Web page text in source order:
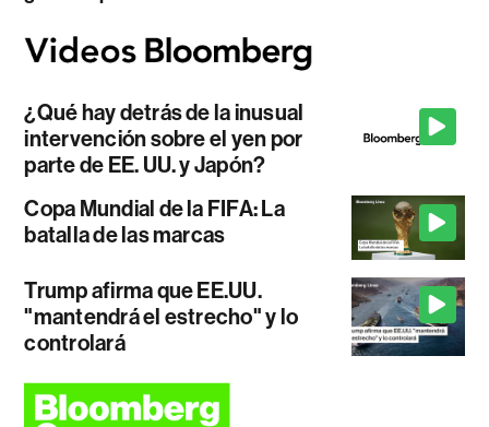
¿Qué hay detrás de la inusual
intervención sobre el yen por
parte de EE. UU. y Japón?
Copa Mundial de la FIFA: La
batalla de las marcas
Trump afirma que EE.UU.
"mantendrá el estrecho" y lo
controlará